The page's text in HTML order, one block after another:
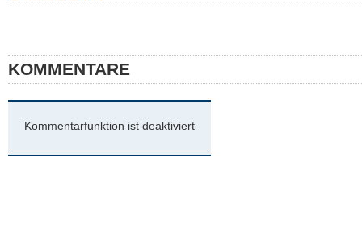
KOMMENTARE
Kommentarfunktion ist deaktiviert